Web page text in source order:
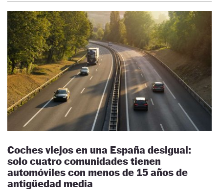
Coches viejos en una España desigual:
solo cuatro comunidades tienen
automóviles con menos de 15 años de
antigüedad media